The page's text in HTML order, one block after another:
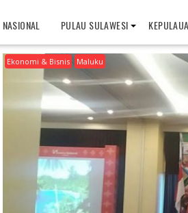
NASIONAL PULAU SULAWESI
Ekonomi & Bisnis Maluku